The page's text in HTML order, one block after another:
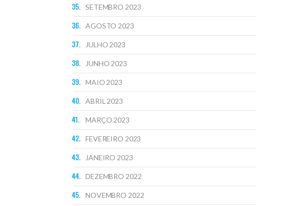
SETEMBRO 2023
AGOSTO 2023
JULHO 2023
JUNHO 2023
MAIO 2023
ABRIL 2023
MARÇO 2023
FEVEREIRO 2023
JANEIRO 2023
DEZEMBRO 2022
NOVEMBRO 2022